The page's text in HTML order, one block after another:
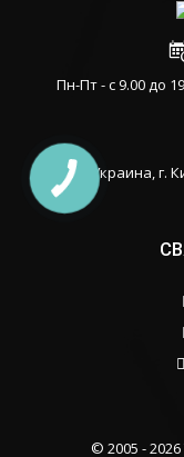
Пн-Пт - с 9.00 до
Украина, г.
© 2005 -